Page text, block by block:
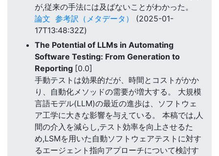
が,従来の手法には及ばないことがわかった。
論文 参考訳（メタデータ）
(2025-01-
17T13:48:32Z)
The Potential of LLMs in Automating
Software Testing: From Generation to
Reporting [0.0]
手動テストは効果的だが、時間とコストがかか
り、自動化メソッドの需要が増大する。 大規模
言語モデル(LLM)の最近の進歩は、ソフトウェ
ア工学に大きな影響を与えている。 本稿では,人
間の介入を減らし,テスト効率を向上させるた
め,LSMを用いた自動ソフトウェアテストに対す
るエージェント指向アプローチについて検討す